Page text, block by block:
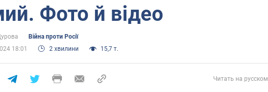
Фото й відео
Війна проти Росії
18:01
2 хвилини 15,7 т.
Читать на русском